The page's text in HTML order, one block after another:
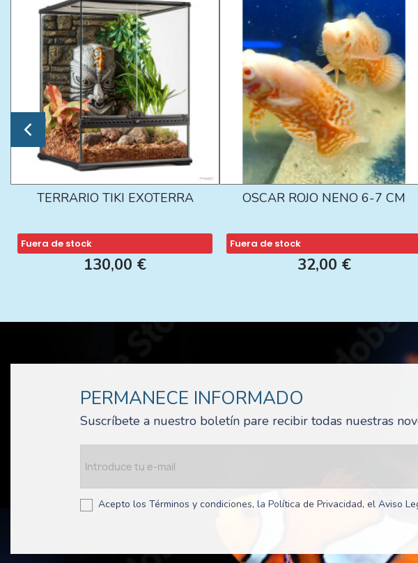
TERRARIO TIKI EXOTERRA
Fuera de stock
130,00 €
OSCAR ROJO NENO 6-7 CM
Fuera de stock
32,00 €
PERMANECE INFORMADO
Suscríbete a nuestro boletín pare recibir todas nuestras
Acepto los Términos y condiciones, la Política de Privacidad, el Aviso